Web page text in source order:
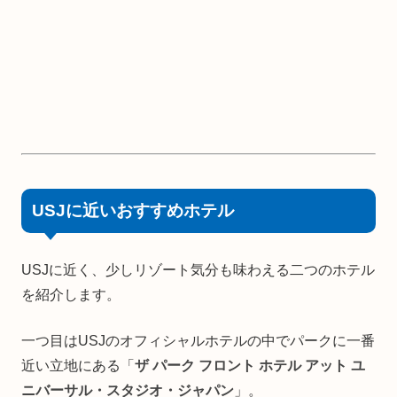
USJに近いおすすめホテル
USJに近く、少しリゾート気分も味わえる二つのホテル
を紹介します。
一つ目はUSJのオフィシャルホテルの中でパークに一番
近い立地にある「 ザ パーク フロント ホテル アット ユ
ニバーサル・スタジオ・ジャパン 」。